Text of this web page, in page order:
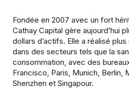
Fondée en 2007 avec un fort
Cathay Capital gère aujourd’hui
dollars d’actifs. Elle a réalisé
dans des secteurs tels que la
consommation, avec des
Francisco, Paris, Munich, Berlin,
Shenzhen et Singapour.